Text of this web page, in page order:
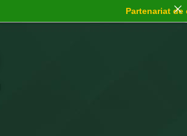
Partenariat de